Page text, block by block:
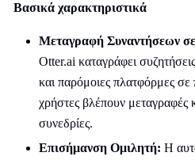
Βασικά χαρακτηριστικά
Μεταγραφή Συναντήσεων
Otter.ai καταγράφει
και παρόμοιες πλατφόρμες
χρήστες βλέπουν μεταγραφές
συνεδρίες.
Επισήμανση Ομιλητή: Η